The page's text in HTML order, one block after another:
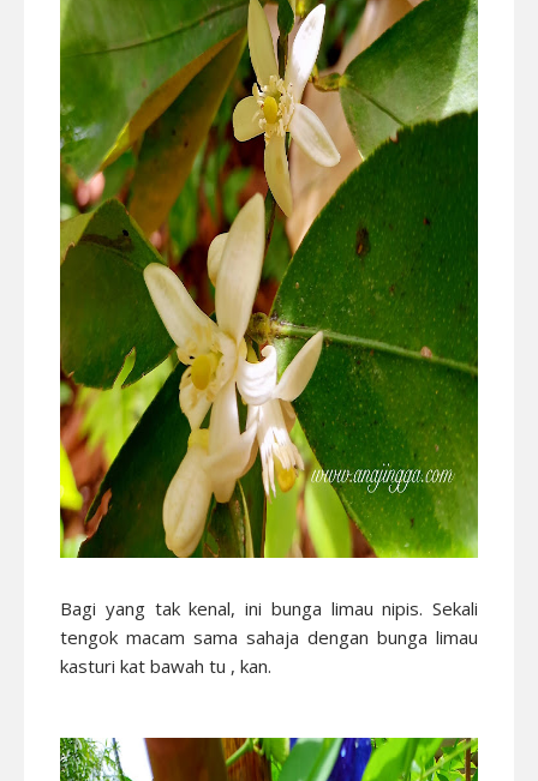
Bagi yang tak kenal, ini bunga limau nipis. Sekali
tengok macam sama sahaja dengan bunga limau
kasturi kat bawah tu , kan.